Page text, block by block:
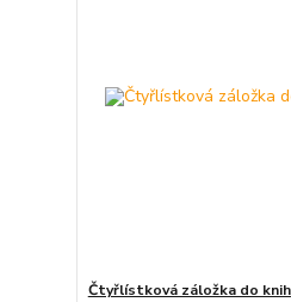
Čtyřlístková záložka do